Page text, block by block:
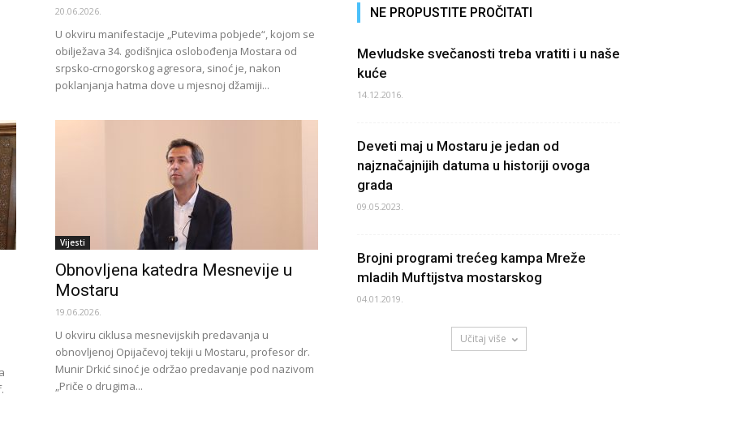
20.06.2026.
U okviru manifestacije „Putevima pobjede“, kojom se
obilježava 34. godišnjica oslobođenja Mostara od
srpsko-crnogorskog agresora, sinoć je, nakon
poklanjanja hatma dove u mjesnoj džamiji...
Vijesti
Obnovljena katedra Mesnevije u
Mostaru
19.06.2026.
U okviru ciklusa mesnevijskih predavanja u
obnovljenoj Opijačevoj tekiji u Mostaru, profesor dr.
Munir Drkić sinoć je održao predavanje pod nazivom
„Priče o drugima...
NE PROPUSTITE PROČITATI
Mevludske svečanosti treba vratiti i u naše
kuće
14.12.2016.
Deveti maj u Mostaru je jedan od
najznačajnijih datuma u historiji ovoga
grada
09.05.2023.
Brojni programi trećeg kampa Mreže
mladih Muftijstva mostarskog
04.01.2019.
Učitaj više